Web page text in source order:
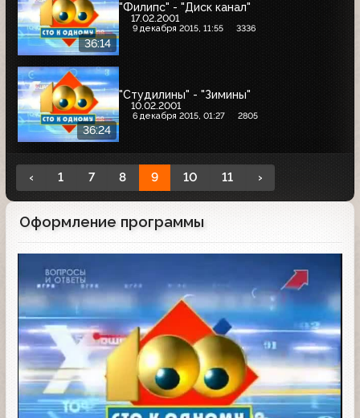
36:14
"Филипс" - "Диск канал"
17.02.2001
9 декабря 2015, 11:55 3336
36:24
"Студилины" - "Зимины"
10.02.2001
6 декабря 2015, 01:27 2805
‹ 1 7 8 9 10 11 ›
Оформление программы